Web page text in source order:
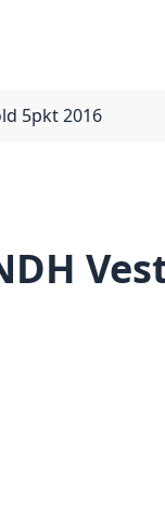
5pkt 2016